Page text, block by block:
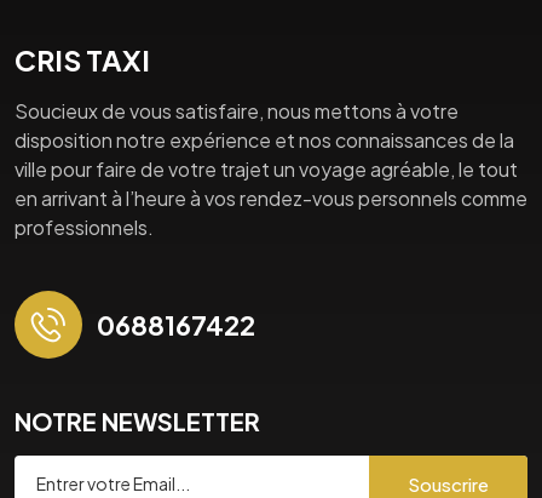
CRIS TAXI
Soucieux de vous satisfaire, nous mettons à votre
disposition notre expérience et nos connaissances de la
ville pour faire de votre trajet un voyage agréable, le tout
en arrivant à l’heure à vos rendez-vous personnels comme
professionnels.
0688167422
NOTRE NEWSLETTER
Souscrire